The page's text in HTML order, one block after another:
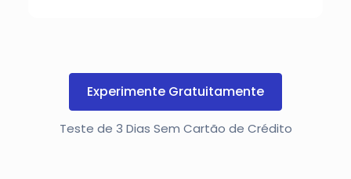
Experimente Gratuitamente
Teste de 3 Dias Sem Cartão de Crédito